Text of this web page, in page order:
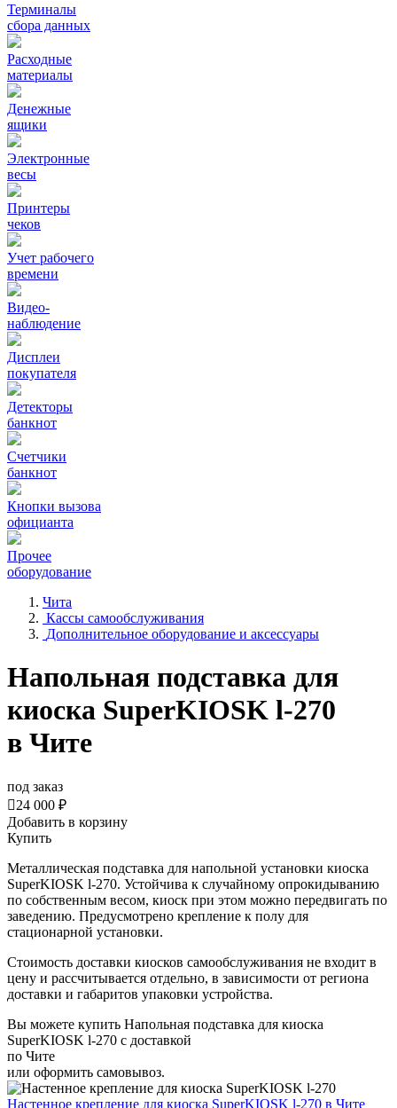
Терминалы
сбора данных
Расходные
материалы
Денежные
ящики
Электронные
весы
Принтеры
чеков
Учет рабочего
времени
Видео‑
наблюдение
Дисплеи
покупателя
Детекторы
банкнот
Счетчики
банкнот
Кнопки вызова
официанта
Прочее
оборудование
Чита
Кассы самообслуживания
Дополнительное оборудование и аксессуары
Напольная подставка для
киоска SuperKIOSK l-270
в Чите
под заказ
24 000 ₽
Добавить в корзину
Купить
Металлическая подставка для напольной установки киоска
SuperKIOSK l-270. Устойчива к случайному опрокидыванию
по собственным весом, киоск при этом можно передвигать по
заведению. Предусмотрено крепление к полу для
стационарной установки.
Стоимость доставки киосков самообслуживания не входит в
цену и рассчитывается отдельно, в зависимости от региона
доставки и габаритов упаковки устройства.
Вы можете купить Напольная подставка для киоска
SuperKIOSK l-270 с доставкой
по Чите
или оформить самовывоз.
Настенное крепление для киоска SuperKIOSK l-270 в Чите